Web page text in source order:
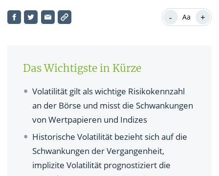
Was sagt die Volatilität aus?
Was ist historische Volatilität und was ist implizite
Wann ist eine Aktie volatil?
Wie kann man sich vor Volatilität schützen?
- Aa +
Das Wichtigste in Kürze
Volatilität gilt als wichtige Risikokennzahl
an der Börse und misst die Schwankungen
von Wertpapieren und Indizes
Historische Volatilität bezieht sich auf die
Schwankungen der Vergangenheit,
implizite Volatilität prognostiziert die